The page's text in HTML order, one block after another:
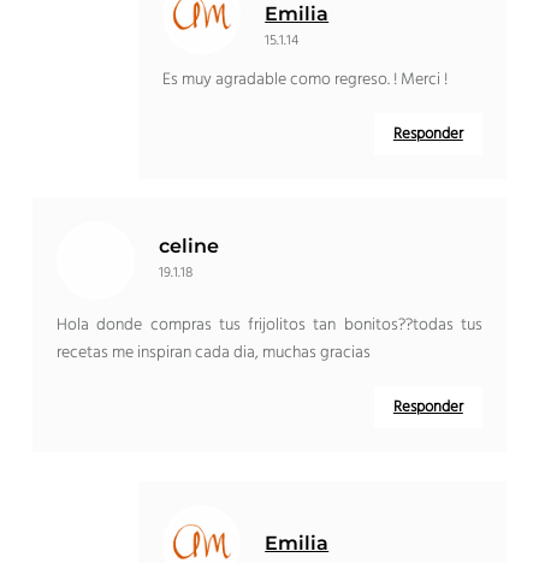
Emilia
15.1.14
Es muy agradable como regreso. ! Merci !
Responder
celine
19.1.18
Hola donde compras tus frijolitos tan bonitos??todas tus
recetas me inspiran cada dia, muchas gracias
Responder
Emilia